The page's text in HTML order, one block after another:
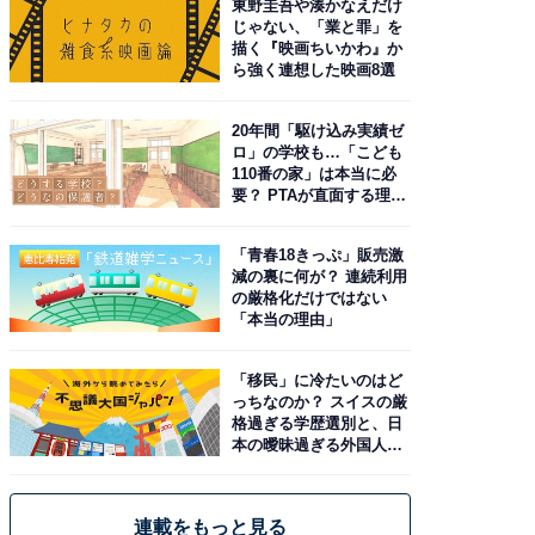
東野圭吾や湊かなえだけ
じゃない、「業と罪」を
描く『映画ちいかわ』か
ら強く連想した映画8選
20年間「駆け込み実績ゼ
ロ」の学校も…「こども
110番の家」は本当に必
要？ PTAが直面する理想
「青春18きっぷ」販売激
減の裏に何が？ 連続利用
の厳格化だけではない
「本当の理由」
「移民」に冷たいのはど
っちなのか？ スイスの厳
格過ぎる学歴選別と、日
本の曖昧過ぎる外国人政
連載をもっと見る